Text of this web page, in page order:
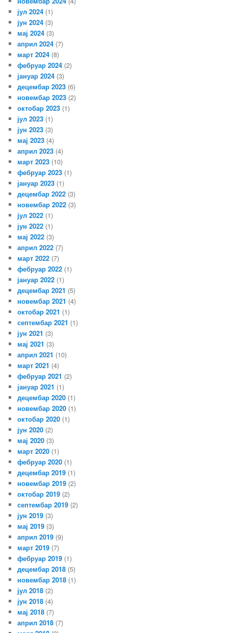
јул 2024 (1)
јун 2024 (3)
мај 2024 (3)
април 2024 (7)
март 2024 (8)
фебруар 2024 (2)
јануар 2024 (3)
децембар 2023 (6)
новембар 2023 (2)
октобар 2023 (1)
јул 2023 (1)
јун 2023 (3)
мај 2023 (4)
април 2023 (4)
март 2023 (10)
фебруар 2023 (1)
јануар 2023 (1)
децембар 2022 (3)
новембар 2022 (3)
јул 2022 (1)
јун 2022 (1)
мај 2022 (3)
април 2022 (7)
март 2022 (7)
фебруар 2022 (1)
јануар 2022 (1)
децембар 2021 (5)
новембар 2021 (4)
октобар 2021 (1)
септембар 2021 (1)
јун 2021 (3)
мај 2021 (3)
април 2021 (10)
март 2021 (4)
фебруар 2021 (2)
јануар 2021 (1)
децембар 2020 (1)
новембар 2020 (1)
октобар 2020 (1)
јун 2020 (2)
мај 2020 (3)
март 2020 (1)
фебруар 2020 (1)
децембар 2019 (1)
новембар 2019 (2)
октобар 2019 (2)
септембар 2019 (2)
јун 2019 (3)
мај 2019 (3)
април 2019 (9)
март 2019 (7)
фебруар 2019 (1)
децембар 2018 (5)
новембар 2018 (1)
јул 2018 (2)
јун 2018 (4)
мај 2018 (7)
април 2018 (7)